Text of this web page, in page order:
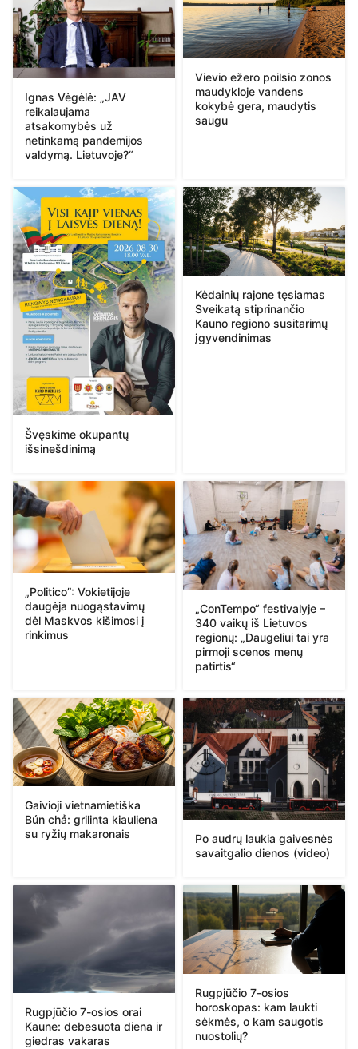
Ignas Vėgėlė: „JAV
reikalaujama
atsakomybės už
netinkamą pandemijos
valdymą. Lietuvoje?“
Vievio ežero poilsio zonos
maudykloje vandens
kokybė gera, maudytis
saugu
Švęskime okupantų
išsinešdinimą
Kėdainių rajone tęsiamas
Sveikatą stiprinančio
Kauno regiono susitarimų
įgyvendinimas
„Politico”: Vokietijoje
daugėja nuogąstavimų
dėl Maskvos kišimosi į
rinkimus
„ConTempo“ festivalyje –
340 vaikų iš Lietuvos
regionų: „Daugeliui tai yra
pirmoji scenos menų
patirtis“
Gaivioji vietnamietiška
Bún chả: grilinta kiauliena
su ryžių makaronais
Po audrų laukia gaivesnės
savaitgalio dienos (video)
Rugpjūčio 7-osios orai
Kaune: debesuota diena ir
giedras vakaras
Rugpjūčio 7-osios
horoskopas: kam laukti
sėkmės, o kam saugotis
nuostolių?